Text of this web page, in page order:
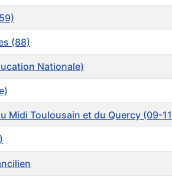
(88)
Nationale)
Midi Toulousain et du Quercy (09-